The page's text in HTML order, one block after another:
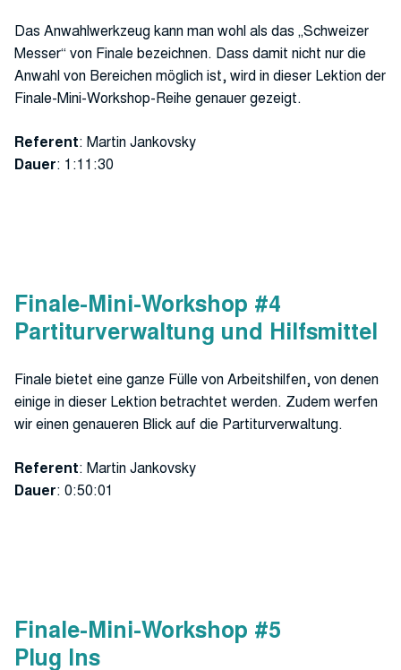
Das Anwahlwerkzeug kann man wohl als das „Schweizer
Messer“ von Finale bezeichnen. Dass damit nicht nur die
Anwahl von Bereichen möglich ist, wird in dieser Lektion der
Finale-Mini-Workshop-Reihe genauer gezeigt.
Referent: Martin Jankovsky
Dauer: 1:11:30
Finale-Mini-Workshop #4
Partiturverwaltung und Hilfsmittel
Finale bietet eine ganze Fülle von Arbeitshilfen, von denen
einige in dieser Lektion betrachtet werden. Zudem werfen
wir einen genaueren Blick auf die Partiturverwaltung.
Referent: Martin Jankovsky
Dauer: 0:50:01
Finale-Mini-Workshop #5
Plug Ins